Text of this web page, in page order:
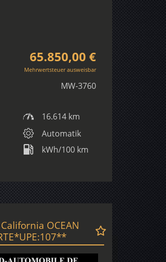
65.850,00 €
Mehrwertsteuer ausweisbar
MW-3760
16.614 km
Automatik
kWh/100 km
OCEAN